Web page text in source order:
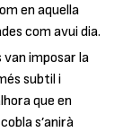
en aquella
com avui dia.
imposar la
subtil i
que en
s’anirà